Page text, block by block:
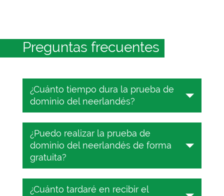
Preguntas frecuentes
¿Cuánto tiempo dura la prueba de
dominio del neerlandés?
La prueba de dominio del neerlandés
dura entre 25 y 45 minutos,
dependiendo del nivel del MCER. Se
te pedirá que respondas a 25
preguntas de opción múltiple durante
ese tiempo.
¿Puedo realizar la prueba de
dominio del neerlandés de forma
gratuita?
Sí, la prueba de dominio del
¿Cuánto tardaré en recibir el